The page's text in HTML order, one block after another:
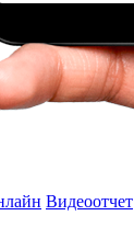
Видеоотчет